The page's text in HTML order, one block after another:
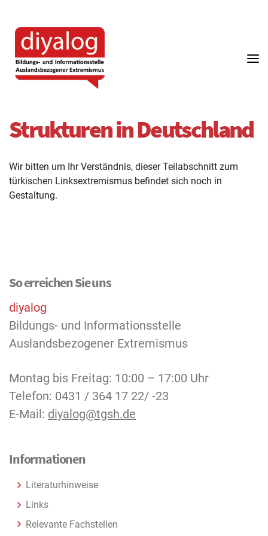
Strukturen in Deutschland
Wir bitten um Ihr Verständnis, dieser Teilabschnitt zum
türkischen Linksextremismus befindet sich noch in
Gestaltung.
So erreichen Sie uns
diyalog
Bildungs- und Informationsstelle
Auslandsbezogener Extremismus
Montag bis Freitag: 10:00 – 17:00 Uhr
Telefon: 0431 / 364 17 22/ -23
E-Mail: diyalog@tgsh.de
Informationen
Literaturhinweise
Links
Relevante Fachstellen
Aktuelles
Jugendarbeit
Türkischer Linksextremismus
Strukturen und Zahlen
Türkischer Ultranationalismus
Strukturen und Zahlen
Ideologie
FAQ
Glossar
Strukturen und Zahlen
Türkischer Extremismus
Kurdischer Extremismus
Radikalisierung & Junge Menschen
diyalog – Projektflyer